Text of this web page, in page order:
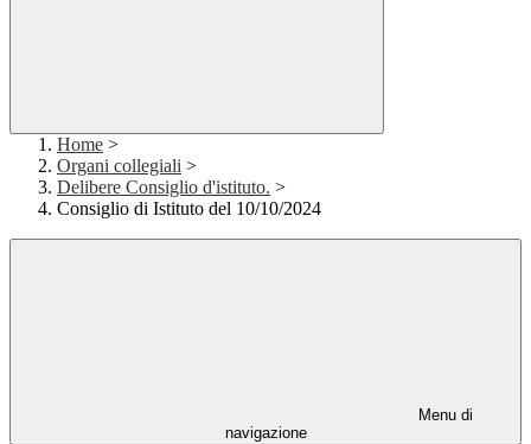
Home >
Organi collegiali >
Delibere Consiglio d'istituto. >
Consiglio di Istituto del 10/10/2024
Menu di
navigazione